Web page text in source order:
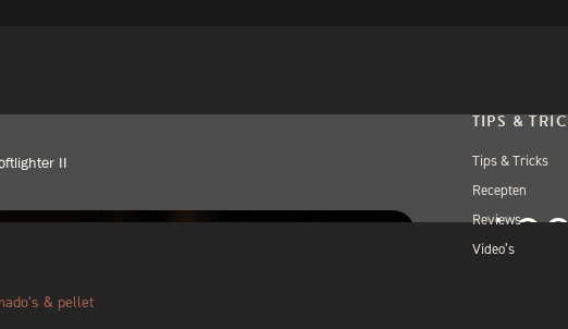
& pellet
TIPS &
Tips & Tricks
Recepten
Reviews
Video’s
II